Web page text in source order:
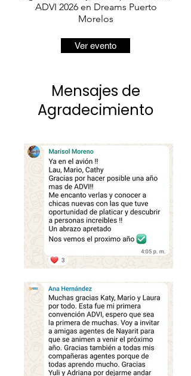
ADVI 2026 en Dreams Puerto
Morelos
Ver evento
Mensajes de
Agradecimiento